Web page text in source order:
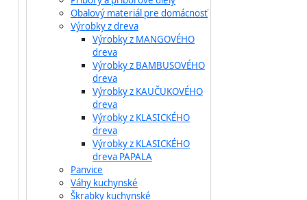
Obalový materiál pre domácnosť
Výrobky z dreva
Výrobky z MANGOVÉHO
dreva
Výrobky z BAMBUSOVÉHO
dreva
Výrobky z KAUČUKOVÉHO
dreva
Výrobky z KLASICKÉHO
dreva
Výrobky z KLASICKÉHO
dreva PAPALA
Panvice
Váhy kuchynské
Škrabky kuchynské